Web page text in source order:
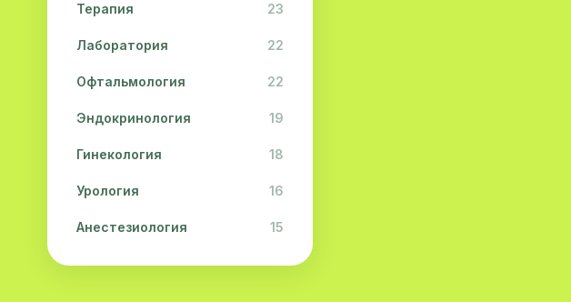
Терапия 23
Лаборатория 22
Офтальмология 22
Эндокринология 19
Гинекология 18
Урология 16
Анестезиология 15
Дерматология 15